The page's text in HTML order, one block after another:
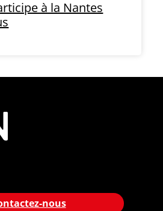
à la Nantes
nous